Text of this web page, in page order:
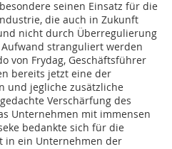
seinen Einsatz für die
die auch in Zukunft
nicht durch Überregulierung
stranguliert werden
von Frydag, Geschäftsführer
bereits jetzt eine der
und jegliche zusätzliche
Verschärfung des
Unternehmen mit immensen
bedankte sich für die
in ein Unternehmen der